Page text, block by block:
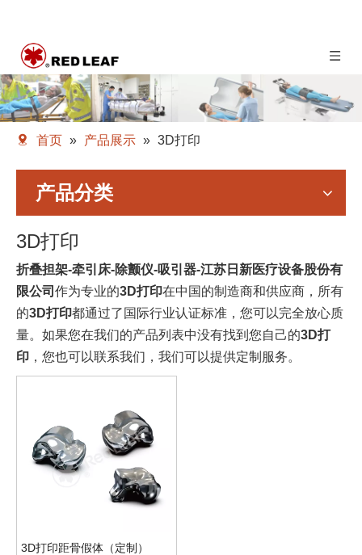
首页 » 产品展示 » 3D打印
产品分类
3D打印
折叠担架-牵引床-除颤仪-吸引器-江苏日新医疗设备股份有
限公司 作为专业的3D打印在中国的制造商和供应商，所有
的3D打印都通过了国际行业认证标准，您可以完全放心质
量。如果您在我们的产品列表中没有找到您自己的3D打
印 ，您也可以联系我们，我们可以提供定制服务。
3D打印距骨假体（定制）